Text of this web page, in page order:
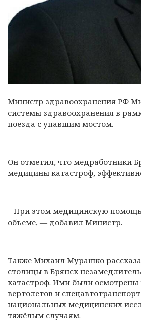
Министр здравоохранения РФ
системы здравоохранения в
поезда с упавшим мостом.
Он отметил, что медработники
медицины катастроф,
– При этом медицинскую
объеме, — добавил Министр.
Также Михаил Мурашко
столицы в Брянск
катастроф. Ими были
вертолетов и
национальных медицинских
тяжёлым случаям.